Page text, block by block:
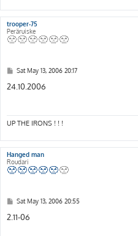
trooper-75
Peräruiske
P
s
t
Sat May 13, 2006 20:17
24.10.2006
UP THE IRONS ! ! !
Hanged man
Roudari
P
s
t
Sat May 13, 2006 20:55
2.11-06